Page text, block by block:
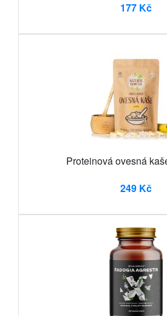
177 Kč
Proteinová ovesná
249 Kč